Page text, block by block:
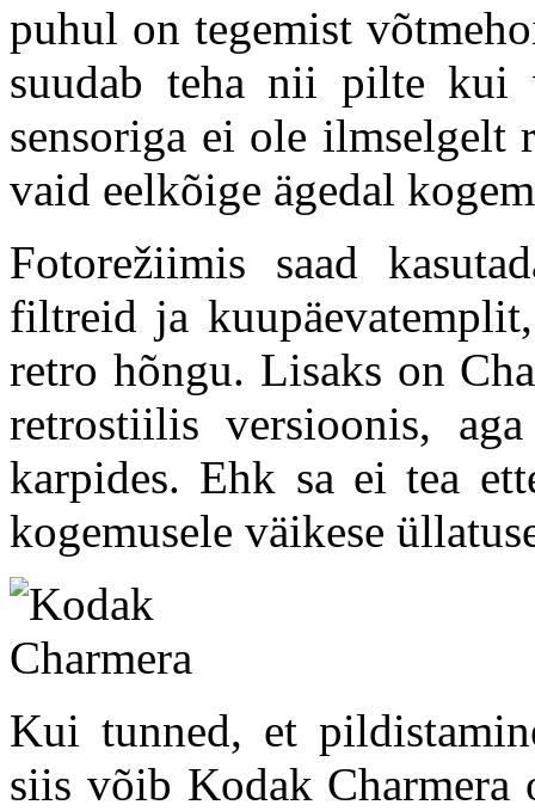
puhul on tegemist
suudab teha nii pilte
sensoriga ei ole ilmselgelt
vaid eelkõige ägedal
Fotorežiimis saad
filtreid ja
retro hõngu. Lisaks on
retrostiilis versioonis,
karpides. Ehk sa ei tea
kogemusele väikese
Kui tunned, et
siis võib Kodak